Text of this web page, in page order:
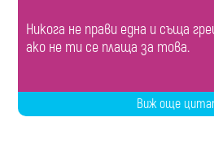
Никога не прави една и съща
ако не ти се плаща за това.
Виж още